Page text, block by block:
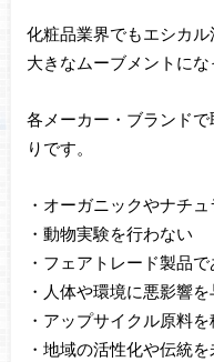
化粧品業界でもエシカ
大きなムーブメントにな
各メーカー・ブランド
りです。
・オーガニックやナチ
・動物実験を行わない
・フェアトレード製品で
・人体や環境に悪影響
・アップサイクル原料
・地域の活性化や伝統